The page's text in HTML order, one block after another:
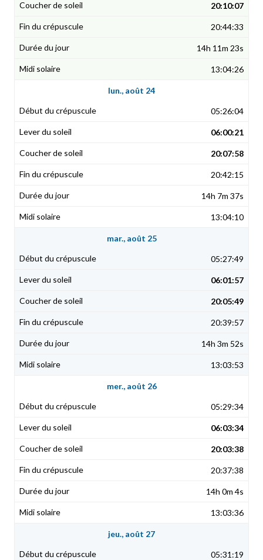
20:10:07
20:44:33
14h 11m 23s
13:04:26
lun., août 24
05:26:04
06:00:21
20:07:58
20:42:15
14h 7m 37s
13:04:10
mar., août 25
05:27:49
06:01:57
20:05:49
20:39:57
14h 3m 52s
13:03:53
mer., août 26
05:29:34
06:03:34
20:03:38
20:37:38
14h 0m 4s
13:03:36
jeu., août 27
05:31:19